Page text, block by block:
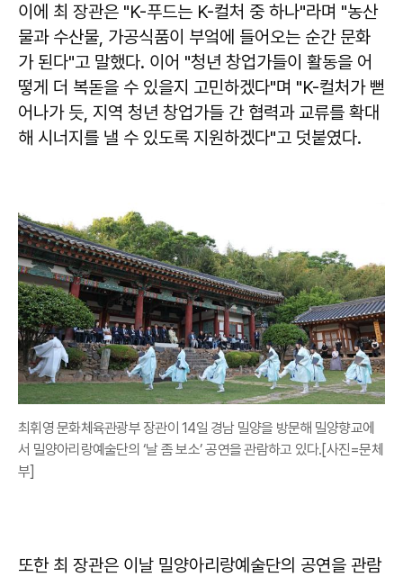
이에 최 장관은 "K-푸드는 K-컬처 중 하나"라며 "농산
물과 수산물, 가공식품이 부엌에 들어오는 순간 문화
가 된다"고 말했다. 이어 "청년 창업가들이 활동을 어
떻게 더 복돋을 수 있을지 고민하겠다"며 "K-컬처가 뻗
어나가 듯, 지역 청년 창업가들 간 협력과 교류를 확대
해 시너지를 낼 수 있도록 지원하겠다"고 덧붙였다.
최휘영 문화체육관광부 장관이 14일 경남 밀양을 방문해 밀양향교에
서 밀양아리랑예술단의 ‘날 좀 보소’ 공연을 관람하고 있다.[사진=문체
부]
또한 최 장관은 이날 밀양아리랑예술단의 공연을 관람